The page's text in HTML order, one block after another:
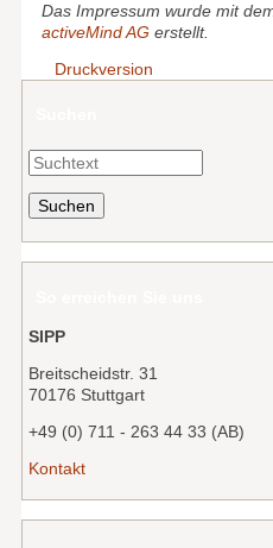
Das Impressum wurde mit
activeMind AG erstellt.
Druckversion
Suche
SIPP
Breitscheidstr. 31
70176 Stuttgart
+49 (0) 711 - 263 44 33 (AB)
Kontakt